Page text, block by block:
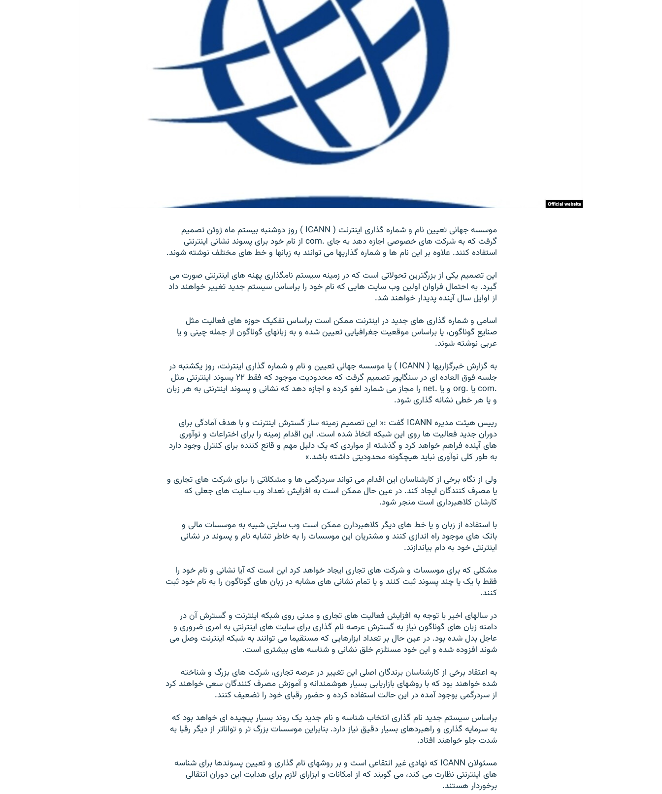
موسسه جهانی تعيين نام و شماره گذاری اينترنت ( ICANN ) روز دوشنبه بيستم ماه ژوئن تصميم
گرفت که به شرکت های خصوصی اجازه دهد به جای .com از نام خود برای پسوند نشانی اينترنتی
استفاده کنند. علاوه بر اين نام ها و شماره گذاريها می توانند به زبانها و خط های مختلف نوشته شوند.
اين تصميم يکی از بزرگترين تحولاتی است که در زمينه سيستم نامگذاری پهنه های اينترنتی صورت می
گيرد. به احتمال فراوان اولين وب سايت هايی که نام خود را براساس سيستم جديد تغيير خواهند داد
از اوايل سال آينده پديدار خواهند شد.
اسامی و شماره گذاری های جديد در اينترنت ممکن است براساس تفکيک حوزه های فعاليت مثل
صنايع گوناگون، يا براساس موقعيت جغرافيايی تعيين شده و به زبانهای گوناگون از جمله چينی و يا
عربی نوشته شوند.
به گزارش خبرگزاريها ( ICANN ) يا موسسه جهانی تعيين و نام و شماره گذاری اينترنت، روز يکشنبه در
جلسه فوق العاده ای در سنگاپور تصميم گرفت که محدوديت موجود که فقط ۲۲ پسوند اينترنتی مثل
.com يا .org و يا .net را مجاز می شمارد لغو کرده و اجازه دهد که نشانی و پسوند اينترنتی به هر زبان
و يا هر خطی نشانه گذاری شود.
رييس هيئت مديره ICANN گفت :« اين تصميم زمينه ساز گسترش اينترنت و با هدف آمادگی برای
دوران جديد فعاليت ها روی اين شبکه اتخاذ شده است. اين اقدام زمينه را برای اختراعات و نوآوری
های آينده فراهم خواهد کرد و گذشته از مواردی که يک دليل مهم و قانع کننده برای کنترل وجود دارد
به طور کلی نوآوری نبايد هيچگونه محدوديتی داشته باشد.»
ولی از نگاه برخی از کارشناسان اين اقدام می تواند سردرگمی ها و مشکلاتی را برای شرکت های تجاری و
يا مصرف کنندگان ايجاد کند. در عين حال ممکن است به افزايش تعداد وب سايت های جعلی که
کارشان کلاهبرداری است منجر شود.
با استفاده از زبان و يا خط های ديگر کلاهبردارن ممکن است وب سايتی شبيه به موسسات مالی و
بانک های موجود راه اندازی کنند و مشتريان اين موسسات را به خاطر تشابه نام و پسوند در نشانی
اينترنتی خود به دام بياندازند.
مشکلی که برای موسسات و شرکت های تجاری ايجاد خواهد کرد اين است که آيا نشانی و نام خود را
فقط با يک يا چند پسوند ثبت کنند و يا تمام نشانی های مشابه در زبان های گوناگون را به نام خود ثبت
کنند.
در سالهای اخير با توجه به افزايش فعاليت های تجاری و مدنی روی شبکه اينترنت و گسترش آن در
دامنه زبان های گوناگون نياز به گسترش عرصه نام گذاری برای سايت های اينترنتی به امری ضروری و
عاجل بدل شده بود. در عين حال بر تعداد ابزارهايی که مستقيما می توانند به شبکه اينترنت وصل می
شوند افزوده شده و اين خود مستلزم خلق نشانی و شناسه های بيشتری است.
به اعتقاد برخی از کارشناسان برندگان اصلی اين تغيير در عرصه تجاری، شرکت های بزرگ و شناخته
شده خواهند بود که با روشهای بازاريابی بسيار هوشمندانه و آموزش مصرف کنندگان سعی خواهند کرد
از سردرگمی بوجود آمده در اين حالت استفاده کرده و حضور رقبای خود را تضعيف کنند.
براساس سيستم جديد نام گذاری انتخاب شناسه و نام جديد يک روند بسيار پيچيده ای خواهد بود که
به سرمايه گذاری و راهبردهای بسيار دقيق نياز دارد. بنابراين موسسات بزرگ تر و تواناتر از ديگر رقبا به
شدت جلو خواهند افتاد.
مسئولان ICANN که نهادی غير انتقاعی است و بر روشهای نام گذاری و تعيين پسوندها برای شناسه
های اينترنتی نظارت می کند، می گويند که از امکانات و ابزارای لازم برای هدايت اين دوران انتقالی
برخوردار هستند.